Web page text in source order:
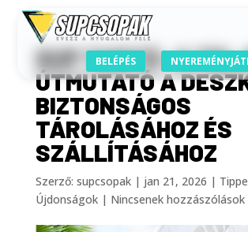
BELÉPÉS
SUP TARTÓ: A
ÚTMUTATÓ A
BIZTONSÁGOS
TÁROLÁSÁHOZ ÉS
SZÁLLÍTÁSÁHOZ
Szerző: supcsopak| jan 21, 2026 |
Újdonságok| Nincsenek hozzászólások